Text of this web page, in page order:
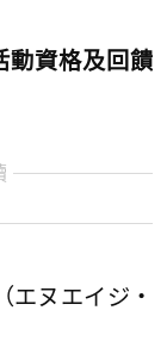
資格及回饋
エヌエイジ・